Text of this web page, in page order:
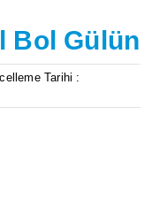
Bol Gülün
Tarihi :